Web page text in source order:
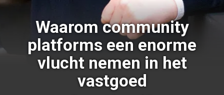
Waarom community
platforms een enorme
vlucht nemen in het
vastgoed